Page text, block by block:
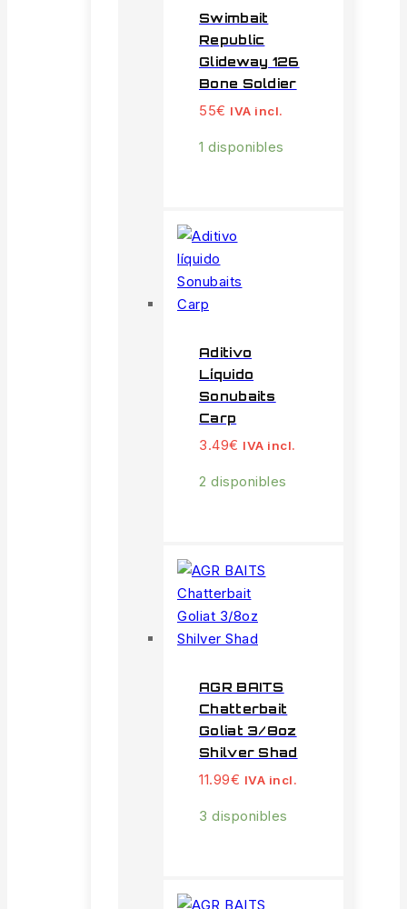
Swimbait
Republic
Glideway 126
Bone Soldier
55€ IVA incl.
1 disponibles
Aditivo
Líquido
Sonubaits
Carp
3.49€ IVA incl.
2 disponibles
AGR BAITS
Chatterbait
Goliat 3/8oz
Shilver Shad
11.99€ IVA incl.
3 disponibles